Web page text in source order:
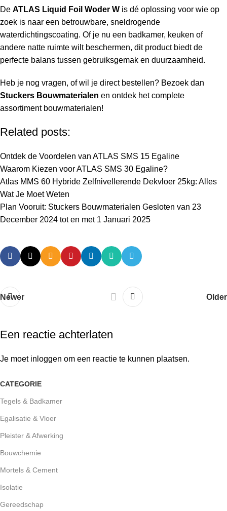
De ATLAS Liquid Foil Woder W is dé oplossing voor wie op
zoek is naar een betrouwbare, sneldrogende
waterdichtingscoating. Of je nu een badkamer, keuken of
andere natte ruimte wilt beschermen, dit product biedt de
perfecte balans tussen gebruiksgemak en duurzaamheid.
Heb je nog vragen, of wil je direct bestellen? Bezoek dan
Stuckers Bouwmaterialen en ontdek het complete
assortiment bouwmaterialen!
Related posts:
Ontdek de Voordelen van ATLAS SMS 15 Egaline
Waarom Kiezen voor ATLAS SMS 30 Egaline?
Atlas MMS 60 Hybride Zelfnivellerende Dekvloer 25kg: Alles
Wat Je Moet Weten
Plan Vooruit: Stuckers Bouwmaterialen Gesloten van 23
December 2024 tot en met 1 Januari 2025
Newer Older
Een reactie achterlaten
Je moet inloggen om een reactie te kunnen plaatsen.
CATEGORIE
Tegels & Badkamer
Egalisatie & Vloer
Pleister & Afwerking
Bouwchemie
Mortels & Cement
Isolatie
Gereedschap